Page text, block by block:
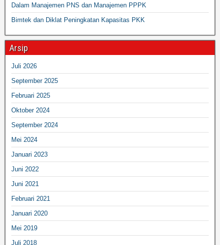
Dalam Manajemen PNS dan Manajemen PPPK
Bimtek dan Diklat Peningkatan Kapasitas PKK
Arsip
Juli 2026
September 2025
Februari 2025
Oktober 2024
September 2024
Mei 2024
Januari 2023
Juni 2022
Juni 2021
Februari 2021
Januari 2020
Mei 2019
Juli 2018